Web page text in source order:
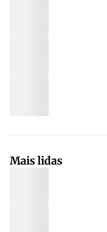
Mais lidas